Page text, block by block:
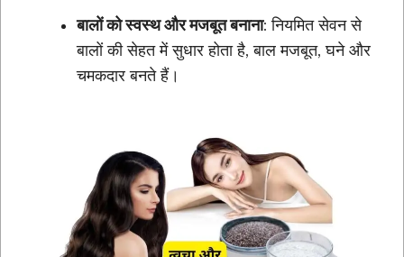
बालों को स्वस्थ और मजबूत बनाना: नियमित सेवन से
बालों की सेहत में सुधार होता है, बाल मजबूत, घने और
चमकदार बनते हैं।